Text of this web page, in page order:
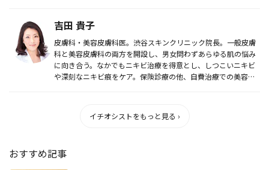
吉田 貴子
皮膚科・美容皮膚科医。渋谷スキンクリニック院長。一般皮膚
科と美容皮膚科の両方を開設し、男女問わずあらゆる肌の悩み
に向き合う。なかでもニキビ治療を得意とし、しつこいニキビ
や深刻なニキビ痕をケア。保険診療の他、自費治療での美容皮
イチオシストをもっと見る ›
おすすめ記事